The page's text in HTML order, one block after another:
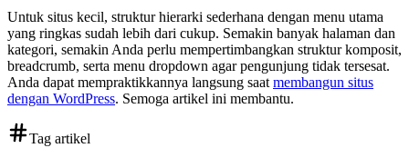
Untuk situs kecil, struktur hierarki sederhana dengan menu utama
yang ringkas sudah lebih dari cukup. Semakin banyak halaman dan
kategori, semakin Anda perlu mempertimbangkan struktur komposit,
breadcrumb, serta menu dropdown agar pengunjung tidak tersesat.
Anda dapat mempraktikkannya langsung saat membangun situs
dengan WordPress. Semoga artikel ini membantu.
Tag artikel